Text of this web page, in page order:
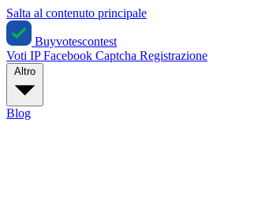
Salta al contenuto principale
Buyvotescontest
Voti IPFacebook Captcha Registrazione
Blog